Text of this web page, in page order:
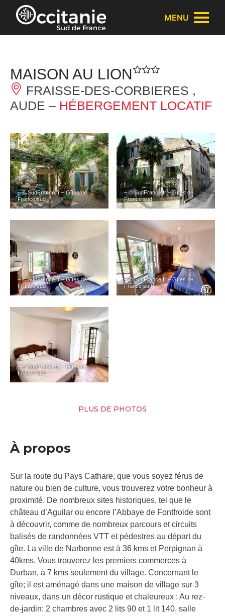
Panneau de gestion des cookies
MENU
MAISON AU LION
FRAISSE-DES-CORBIERES ,
AUDE – HÉBERGEMENT LOCATIF
– © SudFrance.fr – Gîtes de
France sud
– © SudFrance.fr – Gîtes de
France sud
– © SudFrance.fr – Gîtes de
France sud
– © SudFrance.fr – Gîtes de
France sud
– © SudFrance.fr – Gîtes de
France sud
PLUS DE PHOTOS
À propos
Sur la route du Pays Cathare, que vous soyez férus de
nature ou bien de culture, vous trouverez votre bonheur à
proximité. De nombreux sites historiques, tel que le
château d’Aguilar ou encore l’Abbaye de Fontfroide sont
à découvrir, comme de nombreux parcours et circuits
balisés de randonnées VTT et pédestres au départ du
gîte. La ville de Narbonne est à 36 kms et Perpignan à
40kms. Vous trouverez les premiers commerces à
Durban, à 7 kms seulement du village. Concernant le
gîte; il est aménagé dans une maison de village sur 3
niveaux, dans un décor rustique et chaleureux : Au rez-
de-jardin: 2 chambres avec 2 lits 90 et 1 lit 140, salle